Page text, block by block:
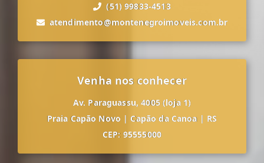
(51) 99833-4513
atendimento@montenegroimoveis.com.br
Venha nos conhecer
Av. Paraguassu, 4005 (loja 1)
Praia Capão Novo | Capão da Canoa | RS
CEP: 95555000